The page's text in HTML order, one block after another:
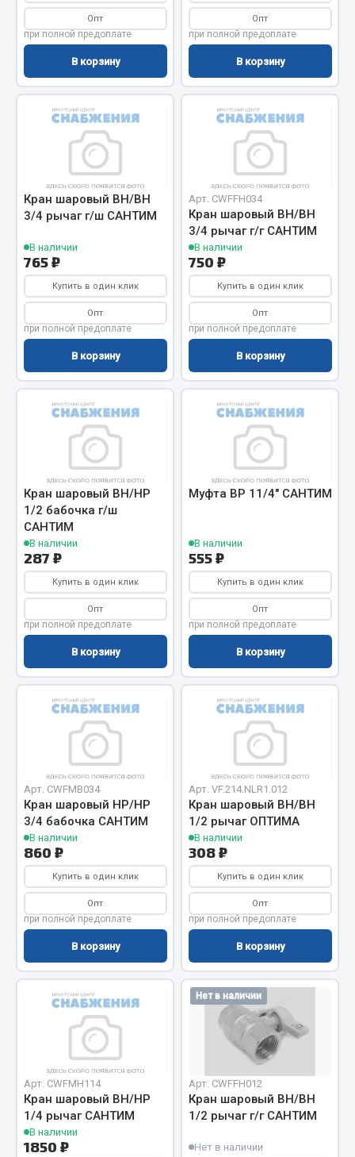
Автотовары
Автозвук
Аксессуары автомобильные
Аптечки и знаки автомобильные
Брызговики
Вентиляторы кабины
Вымпела
Показать ещё
Весь раздел
Смазочные материалы
Охладжающие жидкости
Технические жидкости
Весь раздел
МЕТИЗЫ
Болты
Гайки
Кольца стопорные
Пресс-масленки
Пробки
Показать ещё
Весь раздел
Соединительные элементы
Camozzi
Адаптеры и переходники
Тройники
Трубки, муфты, гайки
Фитинги
Штуцеры
Весь раздел
Инструмент
Автомобильный инструмент
Измерительный инструмент
Крепежный инструмент
Режущий инструмент
Опт
при полной предоплате
В корзину
Опт
при полной предоплате
В корзину
Кран шаровый ВН/ВН
3/4 рычаг г/ш САНТИМ
В наличии
765 ₽
Купить в один клик
Опт
при полной предоплате
В корзину
Арт. CWFFH034
Кран шаровый ВН/ВН
3/4 рычаг г/г САНТИМ
В наличии
750 ₽
Купить в один клик
Опт
при полной предоплате
В корзину
Кран шаровый ВН/НР
1/2 бабочка г/ш
САНТИМ
В наличии
287 ₽
Купить в один клик
Опт
при полной предоплате
В корзину
Муфта ВР 11/4" САНТИМ
В наличии
555 ₽
Купить в один клик
Опт
при полной предоплате
В корзину
Арт. CWFMB034
Кран шаровый НР/НР
3/4 бабочка САНТИМ
В наличии
860 ₽
Купить в один клик
Опт
при полной предоплате
В корзину
Арт. VF.214.NLR1.012
Кран шаровый ВН/ВН
1/2 рычаг ОПТИМА
В наличии
308 ₽
Купить в один клик
Опт
при полной предоплате
В корзину
Арт. CWFMH114
Кран шаровый ВН/НР
1/4 рычаг САНТИМ
В наличии
1850 ₽
Нет в наличии
Арт. CWFFH012
Кран шаровый ВН/ВН
1/2 рычаг г/г САНТИМ
Нет в наличии